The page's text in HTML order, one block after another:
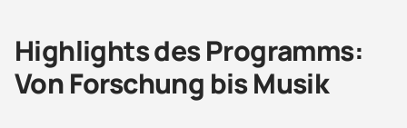
Highlights des Programms:
Von Forschung bis Musik